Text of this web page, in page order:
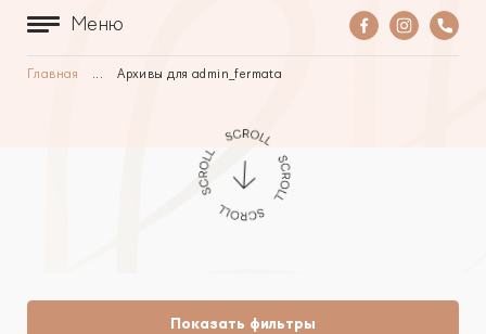
Меню
Главная ... Архивы для admin_fermata
Показать фильтры